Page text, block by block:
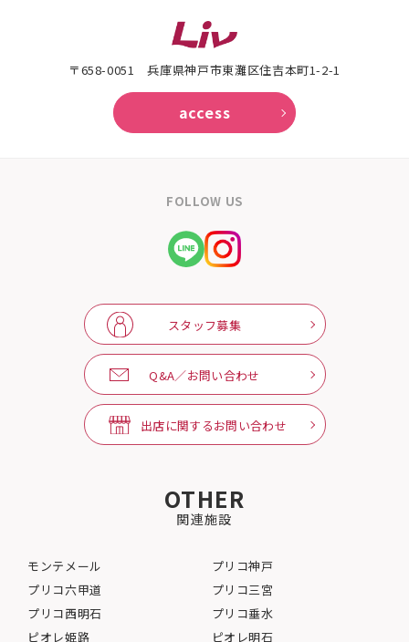
〒658-0051 兵庫県神戸市東灘区住吉本町1-2-1
access
FOLLOW US
スタッフ募集
Q&A／お問い合わせ
出店に関するお問い合わせ
OTHER
関連施設
モンテメール
プリコ神戸
プリコ六甲道
プリコ三宮
プリコ西明石
プリコ垂水
ピオレ姫路
ピオレ明石